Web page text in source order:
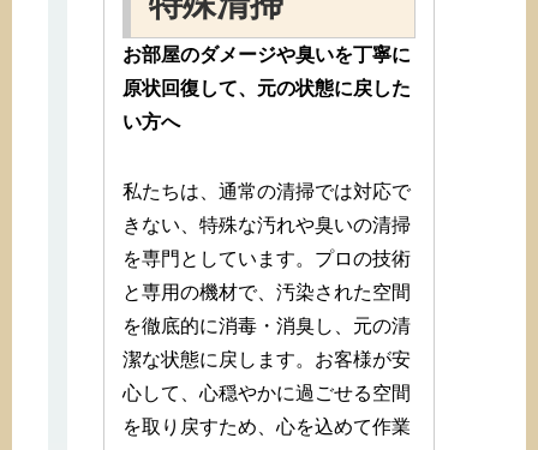
お部屋のダメージや臭いを丁寧に
原状回復して、元の状態に戻した
い方へ
私たちは、通常の清掃では対応で
きない、特殊な汚れや臭いの清掃
を専門としています。プロの技術
と専用の機材で、汚染された空間
を徹底的に消毒・消臭し、元の清
潔な状態に戻します。お客様が安
心して、心穏やかに過ごせる空間
を取り戻すため、心を込めて作業